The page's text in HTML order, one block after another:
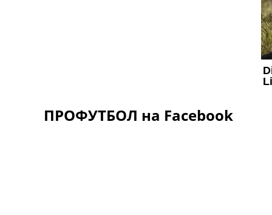
ПРОФУТБОЛ на Facebook